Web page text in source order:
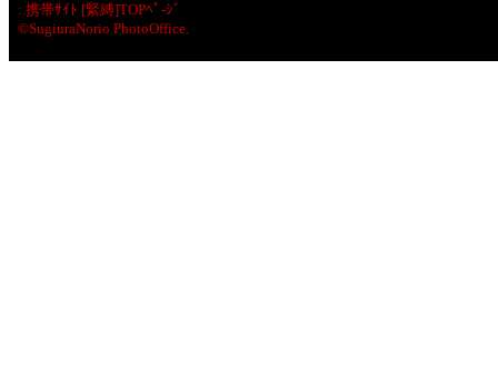
:.携帯ｻｲﾄ [緊縛]TOPﾍﾟ-ｼﾞ
©SugiuraNorio PhotoOffice.